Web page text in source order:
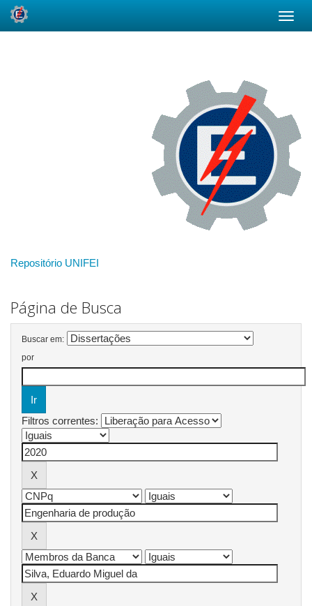
Repositório UNIFEI
Página de Busca
Buscar em:
por
Filtros correntes: